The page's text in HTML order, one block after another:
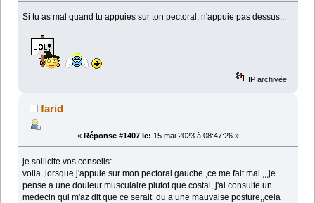
Si tu as mal quand tu appuies sur ton pectoral, n'appuie pas dessus...
IP archivée
farid
« Réponse #1407 le: 15 mai 2023 à 08:47:26 »
je sollicite vos conseils:
voila ,lorsque j'appuie sur mon pectoral gauche ,ce me fait mal ,,,je
pense a une douleur musculaire plutot que costal,,j'ai consulte un
medecin qui m'az dit que ce serait du a une mauvaise posture,,cela